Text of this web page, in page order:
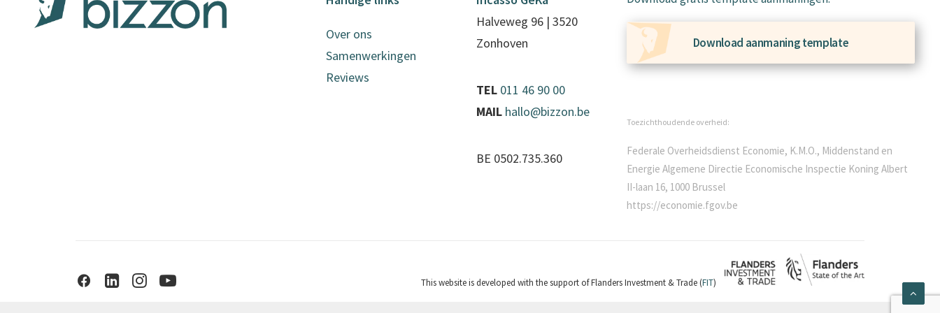
Over ons
Samenwerkingen
Reviews
Halveweg 96 | 3520
Zonhoven
TEL 011 46 90 00
MAIL hallo@bizzon.be
BE 0502.735.360
Download aanmaning template
Toezichthoudende overheid:
Federale Overheidsdienst Economie, K.M.O., Middenstand en
Energie Algemene Directie Economische Inspectie Koning Albert
II-laan 16, 1000 Brussel
https://economie.fgov.be
This website is developed with the support of Flanders Investment & Trade (FIT)